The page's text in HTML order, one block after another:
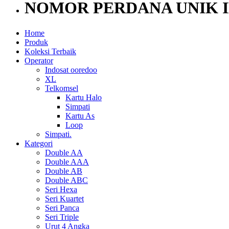
NOMOR PERDANA UNIK
Home
Produk
Koleksi Terbaik
Operator
Indosat ooredoo
XL
Telkomsel
Kartu Halo
Simpati
Kartu As
Loop
Simpati.
Kategori
Double AA
Double AAA
Double AB
Double ABC
Seri Hexa
Seri Kuartet
Seri Panca
Seri Triple
Urut 4 Angka